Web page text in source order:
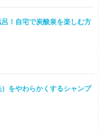
！自宅で炭酸泉を楽しむ方
をやわらかくするシャンプ